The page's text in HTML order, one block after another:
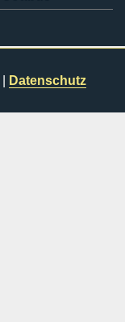
Datenschutz